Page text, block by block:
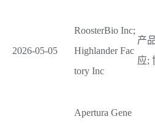
2026-05-05
RoosterBio Inc;
Highlander Fac
tory Inc
产
应;
Apertura Gene